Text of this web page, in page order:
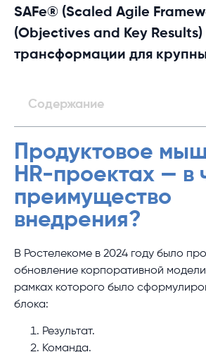
SAFe® (Scaled Agile
(Objectives and Key
трансформации для
Содержание
Продуктовое
HR-проектах — в
преимущество
внедрения?
В Ростелекоме в 2024 году было
обновление корпоративной
рамках которого было
блока:
Результат.
Команда.